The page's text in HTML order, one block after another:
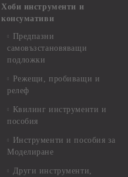
Хоби инструменти и
консумативи
Предпазни
самовъзстановяващи
подложки
Режещи, пробиващи и
релеф
Квилинг инструменти и
пособия
Инструменти и пособия за
Моделиране
Други инструменти,